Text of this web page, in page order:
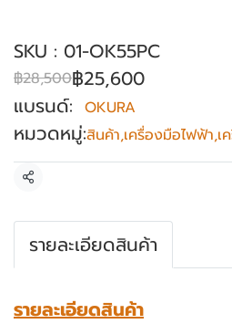
SKU : 01-OK55PC
฿28,500฿25,600
แบรนด์: OKURA
หมวดหมู่:สินค้า,เครื่องมือไฟฟ้า,เ
แชร์
รายละเอียดสินค้า
รายละเอียดสินค้า